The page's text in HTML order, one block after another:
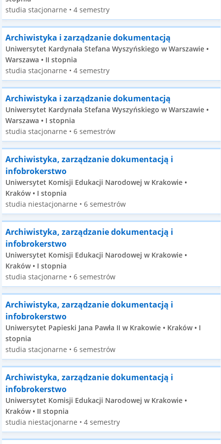
studia stacjonarne • 4 semestry
Archiwistyka i zarządzanie dokumentacją
Uniwersytet Kardynała Stefana Wyszyńskiego w Warszawie •
Warszawa • II stopnia
studia stacjonarne • 4 semestry
Archiwistyka i zarządzanie dokumentacją
Uniwersytet Kardynała Stefana Wyszyńskiego w Warszawie •
Warszawa • I stopnia
studia stacjonarne • 6 semestrów
Archiwistyka, zarządzanie dokumentacją i
infobrokerstwo
Uniwersytet Komisji Edukacji Narodowej w Krakowie •
Kraków • I stopnia
studia niestacjonarne • 6 semestrów
Archiwistyka, zarządzanie dokumentacją i
infobrokerstwo
Uniwersytet Komisji Edukacji Narodowej w Krakowie •
Kraków • I stopnia
studia stacjonarne • 6 semestrów
Archiwistyka, zarządzanie dokumentacją i
infobrokerstwo
Uniwersytet Papieski Jana Pawła II w Krakowie • Kraków • I
stopnia
studia stacjonarne • 6 semestrów
Archiwistyka, zarządzanie dokumentacją i
infobrokerstwo
Uniwersytet Komisji Edukacji Narodowej w Krakowie •
Kraków • II stopnia
studia niestacjonarne • 4 semestry